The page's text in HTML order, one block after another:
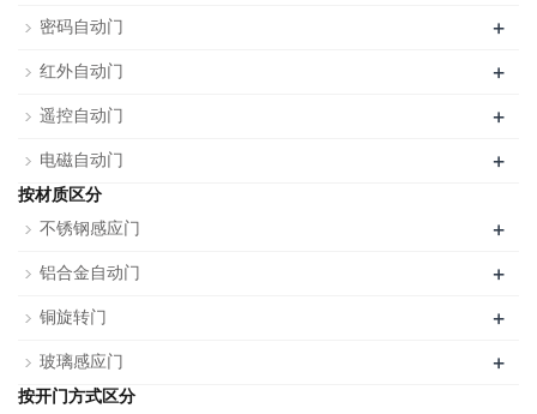
密码自动门 +
红外自动门 +
遥控自动门 +
电磁自动门 +
按材质区分
不锈钢感应门
+
铝合金自动门 +
铜旋转门 +
玻璃感应门 +
按开门方式区分